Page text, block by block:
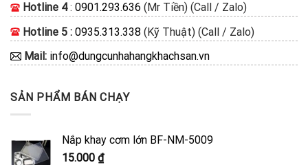
Hotline 4: 0901.293.636 (Mr Tiền) (Call / Zalo)
Hotline 5 : 0935.313.338 (Kỹ Thuật) (Call / Zalo)
Mail: info@dungcunhahangkhachsan.vn
SẢN PHẨM BÁN CHẠY
Nắp khay cơm lớn BF-NM-5009
15.000 ₫